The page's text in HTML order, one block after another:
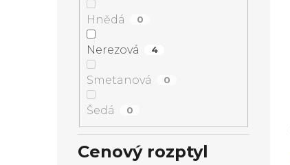
Hnědá 0
Nerezová 4
Smetanová 0
Šedá 0
Cenový rozptyl